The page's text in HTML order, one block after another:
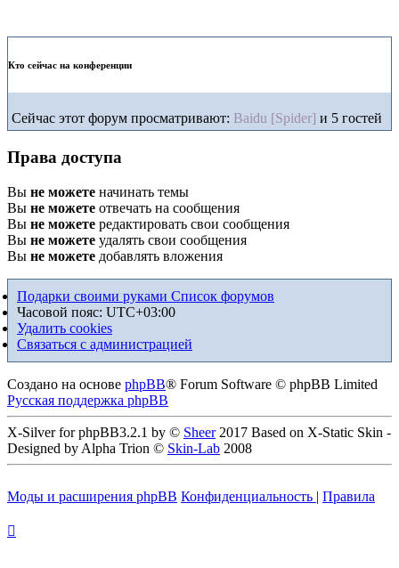
Кто сейчас на конференции
Сейчас этот форум просматривают: Baidu [Spider] и 5 гостей
Права доступа
Вы не можете начинать темы
Вы не можете отвечать на сообщения
Вы не можете редактировать свои сообщения
Вы не можете удалять свои сообщения
Вы не можете добавлять вложения
Подарки своими руками Список форумов
Часовой пояс: UTC+03:00
Удалить cookies
Связаться с администрацией
Создано на основе phpBB® Forum Software © phpBB Limited
Русская поддержка phpBB
X-Silver for phpBB3.2.1 by © Sheer2017 Based on X-Static Skin -
Designed by Alpha Trion © Skin-Lab 2008
Моды и расширения phpBB Конфиденциальность | Правила